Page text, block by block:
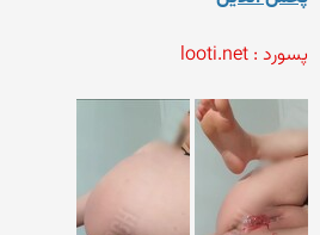
پسورد : looti.net